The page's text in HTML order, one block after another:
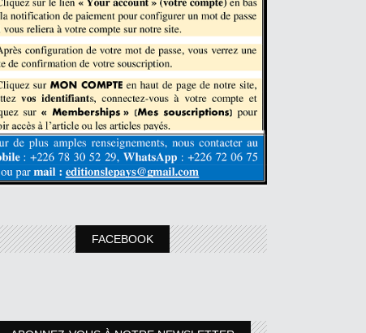
FACEBOOK